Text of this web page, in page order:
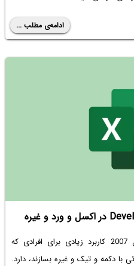
ادامه‌ی مطلب ...
فعال سازی تب Developer در اکسل 2007 کاربرد زیادی برای افرادی که
با دکمه و تیک و غیره بسازند، دارد.